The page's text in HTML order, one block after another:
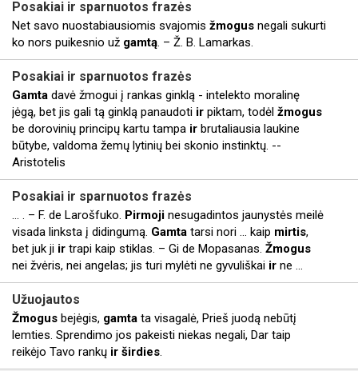
Posakiai ir sparnuotos frazės
Net savo nuostabiausiomis svajomis žmogus negali sukurti
ko nors puikesnio už gamtą. – Ž. B. Lamarkas.
Posakiai ir sparnuotos frazės
Gamta davė žmogui į rankas ginklą - intelekto moralinę
jėgą, bet jis gali tą ginklą panaudoti ir piktam, todėl žmogus
be dorovinių principų kartu tampa ir brutaliausia laukine
būtybe, valdoma žemų lytinių bei skonio instinktų. --
Aristotelis
Posakiai ir sparnuotos frazės
... . – F. de Larošfuko. Pirmoji nesugadintos jaunystės meilė
visada linksta į didingumą. Gamta tarsi nori ... kaip mirtis,
bet juk ji ir trapi kaip stiklas. – Gi de Mopasanas. Žmogus
nei žvėris, nei angelas; jis turi mylėti ne gyvuliškai ir ne ...
Užuojautos
Žmogus bejėgis, gamta ta visagalė, Prieš juodą nebūtį
lemties. Sprendimo jos pakeisti niekas negali, Dar taip
reikėjo Tavo rankų ir širdies.